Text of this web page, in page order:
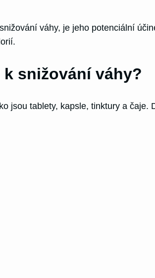
váhy, je jeho potenciální
snižování váhy?
jsou tablety, kapsle, tinktury a